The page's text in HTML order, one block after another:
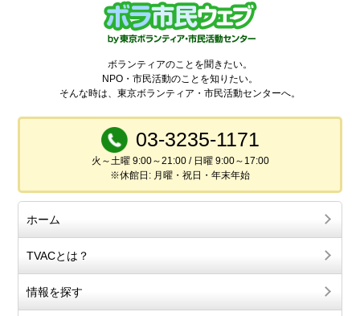
ボランティアのことを聞きたい。
NPO・市民活動のことを知りたい。
そんな時は、東京ボランティア・市民活動センターへ。
03-3235-1171
火～土曜 9:00～21:00 / 日曜 9:00～17:00
※休館日: 月曜・祝日・年末年始
ホーム
TVACとは？
情報を探す